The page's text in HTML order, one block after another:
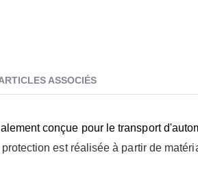
conçue pour le transport
est réalisée à partir de
ASSOCIÉS